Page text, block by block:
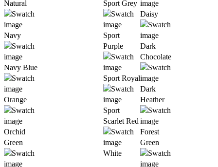
Natural
Navy
Navy Blue
Orange
Orchid
Green
Sport Grey
Sport
Purple
Sport Royal
Sport
Scarlet Red
White
Daisy
Dark
Chocolate
Dark
Heather
Forest
Green